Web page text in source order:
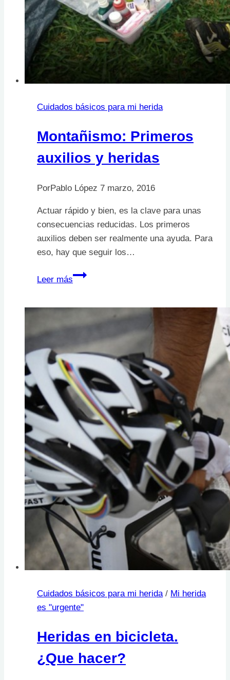
Cuidados básicos para mi herida
Montañismo: Primeros
auxilios y heridas
PorPablo López 7 marzo, 2016
Actuar rápido y bien, es la clave para unas
consecuencias reducidas. Los primeros
auxilios deben ser realmente una ayuda. Para
eso, hay que seguir los…
Leer más
Montañismo:
Cuidados básicos para mi herida / Mi herida
es "urgente"
Heridas en bicicleta.
¿Que hacer?